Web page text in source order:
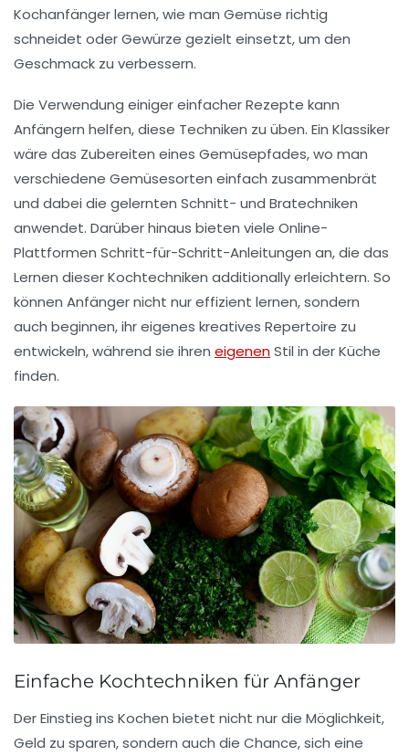
Kochanfänger lernen, wie man Gemüse richtig
schneidet oder Gewürze gezielt einsetzt, um den
Geschmack zu verbessern.
Die Verwendung einiger einfacher Rezepte kann
Anfängern helfen, diese Techniken zu üben. Ein Klassiker
wäre das Zubereiten eines Gemüsepfades, wo man
verschiedene Gemüsesorten einfach zusammenbrät
und dabei die gelernten Schnitt- und Bratechniken
anwendet. Darüber hinaus bieten viele Online-
Plattformen Schritt-für-Schritt-Anleitungen an, die das
Lernen dieserKochtechniken additionally erleichtern. So
können Anfänger nicht nur effizient lernen, sondern
auch beginnen, ihr eigenes kreatives Repertoire zu
entwickeln, während sie ihren eigenenStil in der Küche
finden.
Einfache Kochtechniken für Anfänger
Der Einstieg ins Kochen bietet nicht nur die Möglichkeit,
Geld zu sparen, sondern auch die Chance, sich eine